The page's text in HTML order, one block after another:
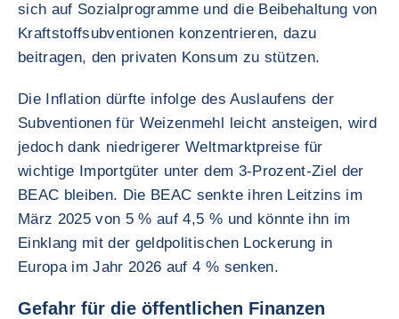
sich auf Sozialprogramme und die Beibehaltung von
Kraftstoffsubventionen konzentrieren, dazu
beitragen, den privaten Konsum zu stützen.
Die Inflation dürfte infolge des Auslaufens der
Subventionen für Weizenmehl leicht ansteigen, wird
jedoch dank niedrigerer Weltmarktpreise für
wichtige Importgüter unter dem 3-Prozent-Ziel der
BEAC bleiben. Die BEAC senkte ihren Leitzins im
März 2025 von 5 % auf 4,5 % und könnte ihn im
Einklang mit der geldpolitischen Lockerung in
Europa im Jahr 2026 auf 4 % senken.
Gefahr für die öffentlichen Finanzen